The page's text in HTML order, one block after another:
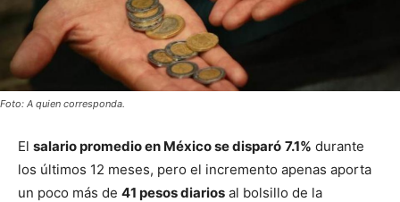
Foto: A quien corresponda.
El salariopromedio en México se disparó 7.1% durante
los últimos 12 meses, pero el incremento apenas aporta
un poco más de 41 pesos diarios al bolsillo de la